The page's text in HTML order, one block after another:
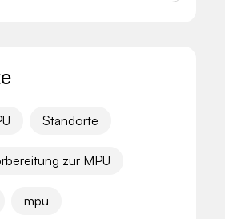
Standorte
zur MPU
mpu